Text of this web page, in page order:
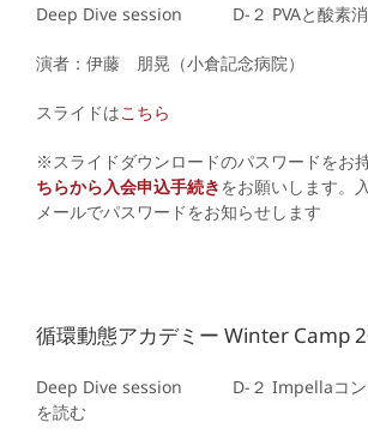
Deep Dive session D-２ PVAと酸素
演者：伊藤 朋晃（小倉記念病院）
スライドはこちら
※スライドダウンロードのパスワードをお
ちらから入会申込手続きをお願いします。
メールでパスワードをお知らせします
循環動態アカデミー Winter Camp
Deep Dive session D-２ Impellaコ
を読む